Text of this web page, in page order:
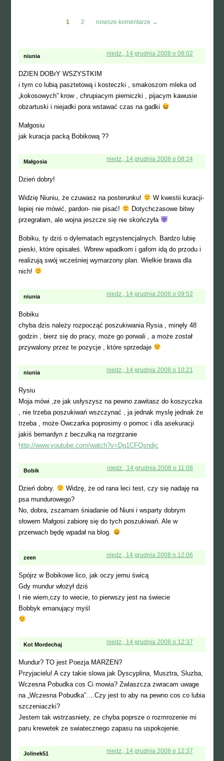
1 2 nowsze komentarze →
niunia niedz., 14 grudnia 2008 o 08:02
DZIEN DOBrY WSZYSTKIM
i tym co lubią pasztetową i kosteczki , smakoszom mleka od
„kokosowych” krow , chrupiacym pierniczki , pijacym kawusie
obzartuski i niejadki pora wstawać czas na gadki
Małgosiu
jak kuracja packą Bobikową ??
Małgosia niedz., 14 grudnia 2008 o 08:24
Dzień dobry!
Widzię Niuniu, że czuwasz na posterunku!
W kwestii kuracji-
lepiej nie mówić, pardon- nie pisać!
Dotychczasowe bitwy
przegrałam, ale wojna jeszcze się nie skończyła
Bobiku, ty dziś o dylematach egzystencjalnych. Bardzo lubię
pieski, które opisałeś. Wbrew wpadkom i gafom idą do przodu i
realizują swój wcześniej wymarzony plan. Wielkie brawa dla
nich!
niunia niedz., 14 grudnia 2008 o 09:52
Bobiku
chyba dzis należy rozpocząć poszukiwania Rysia , minęły 48
godzin , bierz się do pracy, może go porwali , a może został
przywalony przez te pozycje , które sprzedaje
niunia niedz., 14 grudnia 2008 o 10:21
Rysiu
Moja mówi ,ze jak usłyszysz na pewno zawitasz do koszyczka
, nie trzeba poszukiwań wszczynać , ja jednak myslę jednak że
trzeba , może Owczarka poprosimy o pomoc i dla asekuracji
jakiś bernardyn z beczulką na rozgrzanie
http://www.youtube.com/watch?v=Dg1CFQsndjc
Bobik niedz., 14 grudnia 2008 o 11:08
Dzień dobry.
Widzę, że od rana leci test, czy się nadaję na
psa mundurowego?
No, dobra, zszamam śniadanie od Niuni i wsparty dobrym
słowem Małgosi zabiorę się do tych poszukiwań. Ale w
przerwach będę wpadał na blog.
zeen niedz., 14 grudnia 2008 o 12:06
Spójrz w Bobikowe lico, jak oczy jemu świcą
Gdy mundur włożył dziś
I nie wiem,czy to wiecie, to pierwszy jest na świecie
Bobbyk emanujący myśl
Kot Mordechaj niedz., 14 grudnia 2008 o 12:37
Mundur? TO jest Poezja MARZEN?
Przyjacielu! A czy takie slowa jak Dyscyplina, Musztra, Sluzba,
Wczesna Pobudka cos Ci mowia? Zwlaszcza zwracam uwage
na „Wczesna Pobudka”….Czy jest to aby na pewno cos co lubia
szczeniaczki?
Jestem tak wstrzasniety, ze chyba poprsze o rozmrozenie mi
paru krewetek ze swiatecznego zapasu na uspokojenie.
Jolinek51 niedz., 14 grudnia 2008 o 12:37